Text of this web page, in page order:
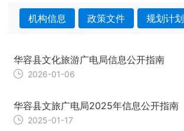
机构信息 政策文件 规划计划
华容县文化旅游广电局信息公开指南
2026-01-06
华容县文旅广电局2025年信息公开指南
2025-01-17